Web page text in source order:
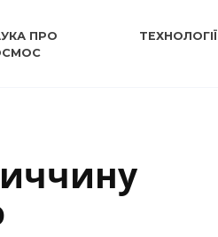
ПРО
ТЕХНОЛОГІЇ